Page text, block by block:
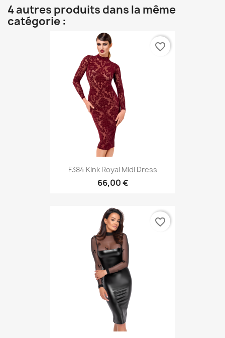
4 autres produits dans la même
catégorie :
F384 Kink Royal Midi Dress
66,00 €
favorite_border
favorite_border